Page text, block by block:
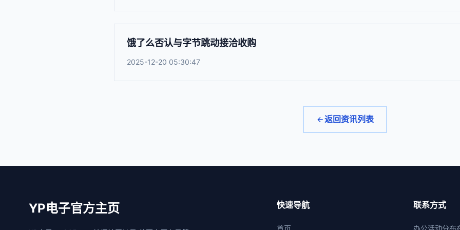
饿了么否认与字节跳动接洽收购
2025-12-20 05:30:47
返回资讯列表
YP电子官方主页 快速导航
首页
联系方式
办公活动分布